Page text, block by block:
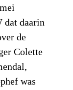
dat daarin
de
Colette
was